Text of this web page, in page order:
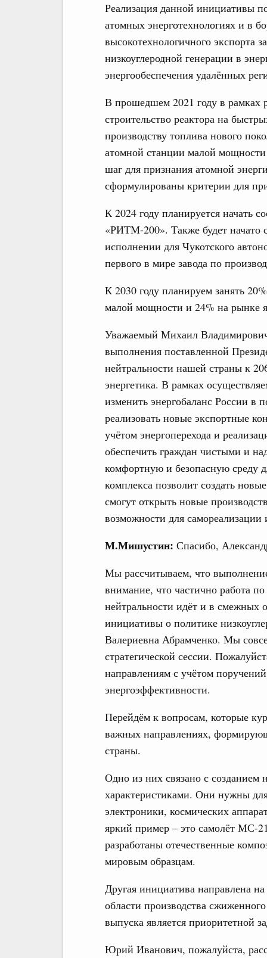
Реализация данной инициативы
атомных энерготехнологиях и в
высокотехнологичного экспорта
низкоуглеродной генерации в
энергообеспечения удалённых
В прошедшем 2021 году в рамках
строительство реактора на
производству топлива нового
атомной станции малой
шаг для признания атомной
сформулированы критерии для
К 2024 году планируется начать
«РИТМ-200». Также будет начато
исполнении для Чукотского
первого в мире завода по
К 2030 году планируем занять
малой мощности и 24% на рынке
Уважаемый Михаил
выполнения поставленной
нейтральности нашей страны к
энергетика. В рамках
изменить энергобаланс России в
реализовать новые экспортные
учётом энергоперехода и
обеспечить граждан чистыми и
комфортную и безопасную среду
комплекса позволит создать
смогут открыть новые
возможности для
М.Мишустин: Спасибо,
Мы рассчитываем, что
внимание, что частично работа
нейтральности идёт и в смежных
инициативы о политике
Валериевна Абрамченко. Мы
стратегической сессии.
направлениям с учётом
энергоэффективности.
Перейдём к вопросам, которые
важных направлениях,
страны.
Одно из них связано с
характеристиками. Они нужны
электроники, космических
яркий пример – это самолёт МС-
разработаны отечественные
мировым образцам.
Другая инициатива направлена
области производства
выпуска является приоритетной
Юрий Иванович, пожалуйста,